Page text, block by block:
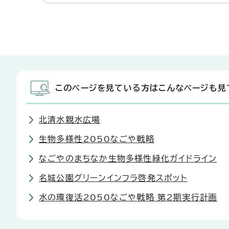
このページを見ている方はこんなページも見
北清水親水広場
生物多様性2050なごや戦略
なごやのまちなか生物多様性緑化ガイドライン
名城公園グリーンインフラ啓発スポット
水の環復活2050なごや戦略 第2期実行計画